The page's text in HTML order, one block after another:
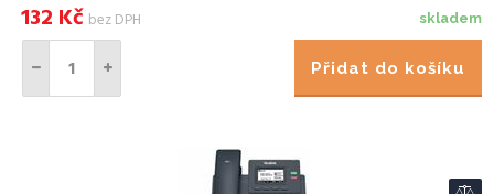
skladem
132 Kč bez DPH
Přidat do košíku